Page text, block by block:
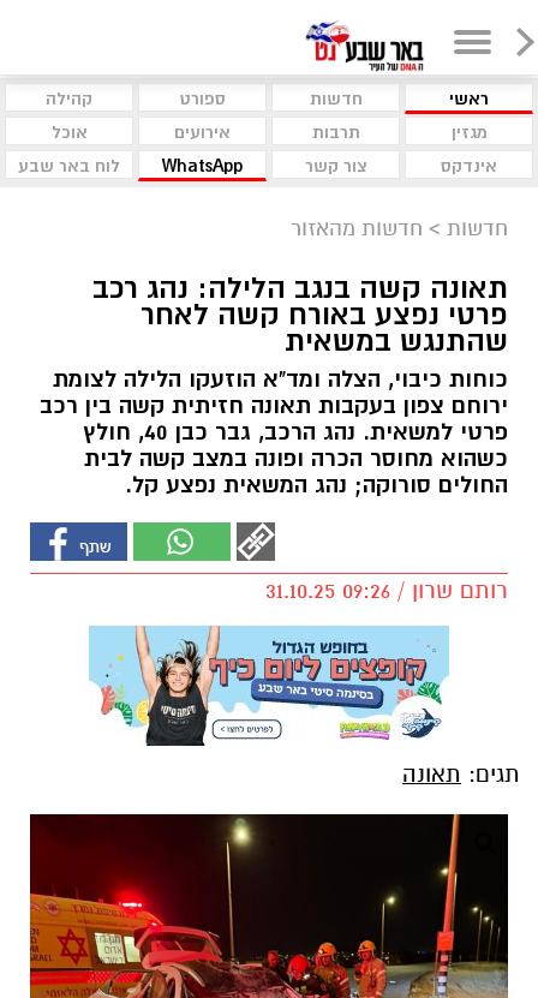
ראשי חדשות ספורט
קהילה
מגזין
תרבות אירועים
אוכל
אינדקס
צור קשר WhatsApp לוח באר שבע
חדשות > חדשות מהאזור
תאונה קשה בנגב הלילה: נהג רכב
פרטי נפצע באורח קשה לאחר
שהתנגש במשאית
כוחות כיבוי, הצלה ומד"א הוזעקו הלילה לצומת
ירוחם צפון בעקבות תאונה חזיתית קשה בין רכב
פרטי למשאית. נהג הרכב, גבר כבן 40, חולץ
כשהוא מחוסר הכרה ופונה במצב קשה לבית
החולים סורוקה; נהג המשאית נפצע קל.
רותם שרון / 09:26 31.10.25
תגים: תאונה